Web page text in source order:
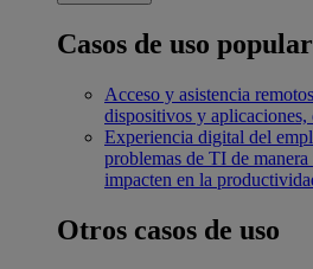
Casos de uso
Acceso y asistencia remotos
dispositivos y aplicaciones,
Experiencia digital del
problemas de TI de
impacten en la
Otros casos de uso